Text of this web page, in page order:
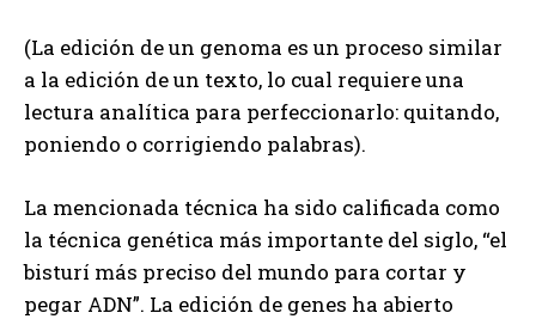
(La edición de un genoma es un proceso similar
a la edición de un texto, lo cual requiere una
lectura analítica para perfeccionarlo: quitando,
poniendo o corrigiendo palabras).
La mencionada técnica ha sido calificada como
la técnica genética más importante del siglo, “el
bisturí más preciso del mundo para cortar y
pegar ADN”. La edición de genes ha abierto